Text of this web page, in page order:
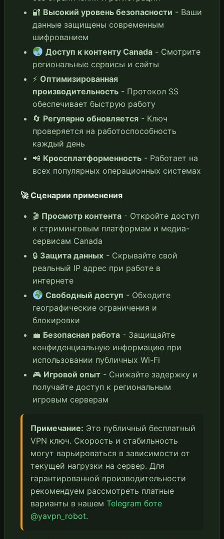
🔐 Высокий уровень безопасности - Ваши
данные защищены современным
шифрованием
Доступ к контенту Canada- Смотрите
региональные сервисы и сайты
⚡ Оптимизированная
производительность - Протокол SS
обеспечивает быструю работу
🔄 Регулярно обновляется - Ключ
проверяется на работоспособность
каждый день
📲 Кроссплатформенность - Работает на
всех популярных операционных системах
🚀 Сценарии применения
🎬 Просмотр контента - Откройте доступ
к стриминговым платформам и медиа-
сервисам Canada
🔒 Защита данных - Скрывайте свой
реальный IP адрес при работе в
интернете
Свободный доступ - Обходите
географические ограничения и
блокировки
💼 Безопасная работа - Защищайте
конфиденциальную информацию при
использовании публичных Wi-Fi
🎮 Игровой опыт - Снижайте задержку и
получайте доступ к региональным
игровым серверам
Примечание: Это публичный бесплатный
VPN ключ. Скорость и стабильность
могут варьироваться в зависимости от
текущей нагрузки на сервер. Для
гарантированной производительности
рекомендуем рассмотреть платные
варианты в нашем Telegram боте
@yavpn_robot.